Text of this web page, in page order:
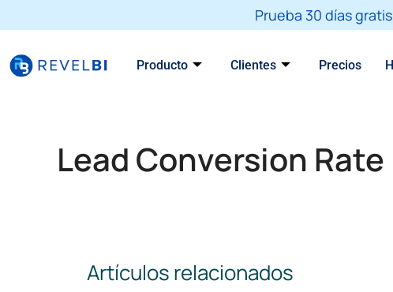
to
Prueba 30 días gratis
Producto Clientes Precios
Lead Conversion Rate
Artículos relacionados